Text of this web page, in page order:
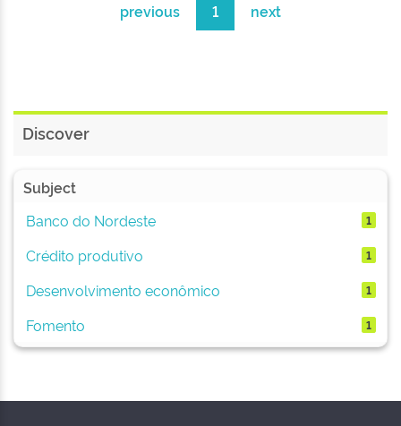
previous 1 next
Discover
Subject
Banco do Nordeste
1
Crédito produtivo 1
Desenvolvimento econômico 1
Fomento 1